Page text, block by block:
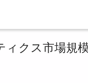
クス市場規